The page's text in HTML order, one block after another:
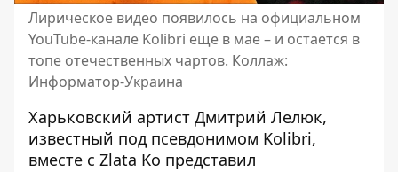
Лирическое видео появилось на официальном
YouTube-канале Kolibri еще в мае – и остается в
топе отечественных чартов. Коллаж:
Информатор-Украина
Харьковский артист Дмитрий Лелюк,
известный под псевдонимом Kolibri,
вместе с Zlata Ko представил